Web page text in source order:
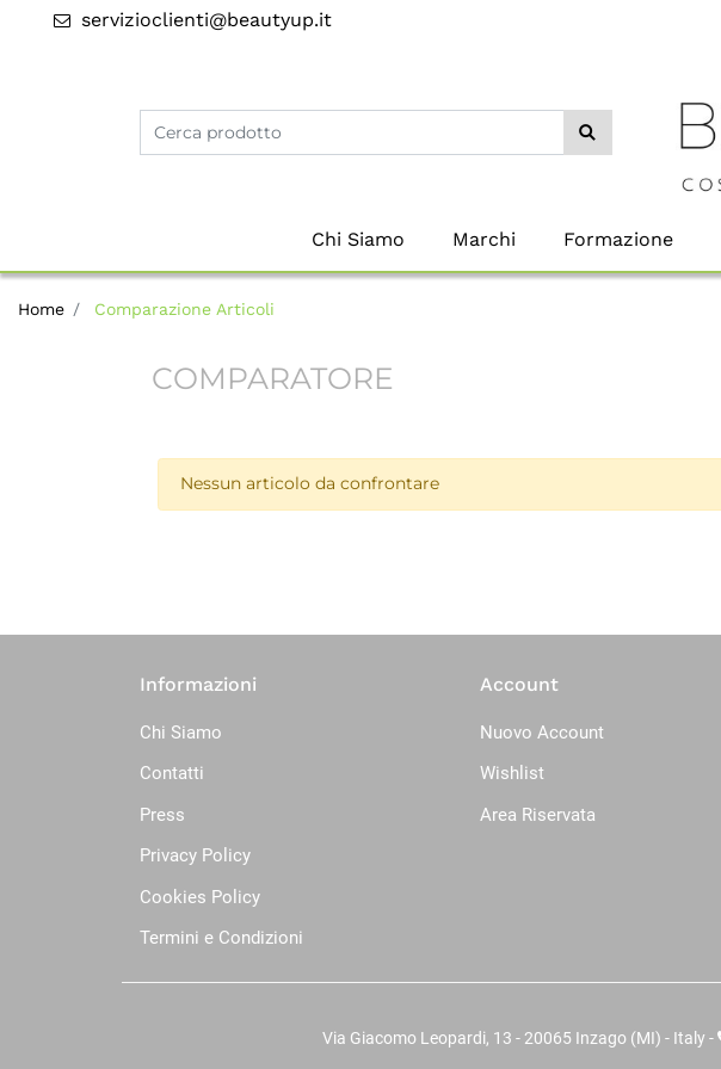
servizioclienti@beautyup.it
Chi Siamo Marchi Formazione
Home Comparazione Articoli
COMPARATORE
Nessun articolo da confrontare
Informazioni
Chi Siamo
Contatti
Press
Privacy Policy
Cookies Policy
Termini e Condizioni
Account
Nuovo Account
Wishlist
Area Riservata
Via Giacomo Leopardi, 13 - 20065 Inzago (MI) - Italy -